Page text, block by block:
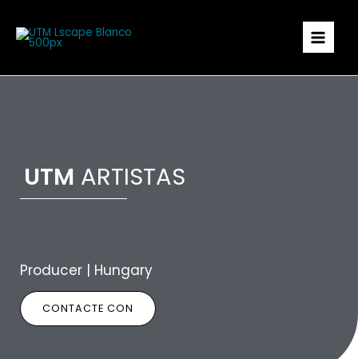
contenido
UTM ARTISTAS
Producer | Hungary
CONTACTE CON